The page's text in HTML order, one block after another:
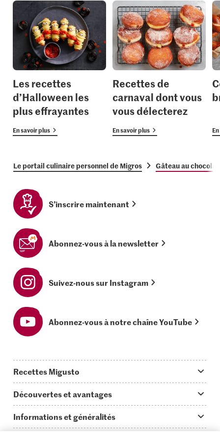
Les recettes
d’Halloween les
plus effrayantes
En savoir plus
Recettes de
carnaval dont vous
vous délecterez
En savoir plus
Le portail culinaire personnel de Migros Gâteau au
S’inscrire maintenant
Abonnez-vous à la newsletter
Suivez-nous sur Instagram
Abonnez-vous à notre chaîne YouTube
Recettes Migusto
Idées de menus
Plats principaux
Découvertes et avantages
On en parle...
Informations et généralités
Questions concernant Migusto